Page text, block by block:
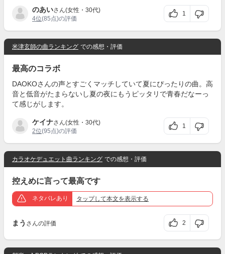
のあいさん(女性・30代)
4位(85点)の評価
1
米津玄師の曲ランキング での感想・評価
最高のコラボ
DAOKOさんの声とすごくマッチしていて夏にぴったりの曲。高
音と低音がたまらないし夏の夜にもうピッタリで青春だなーっ
て感じがします。
ケイナさん(女性・30代)
2位(95点)の評価
1
カラオケデュエット曲ランキング での感想・評価
控えめに言って最高です
ネタバレあり タップして本文を表示する
まう さんの評価 2